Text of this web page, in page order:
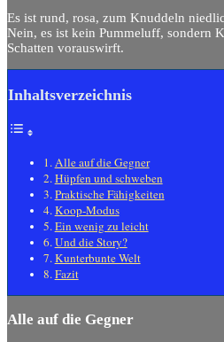
Es ist rund, rosa, zum Knuddeln
Nein, es ist kein Pummeluff, sondern
Schatten vorauswirft.
Inhaltsverzeichnis
Alle auf die Gegner
Hüpfen und schweben
Praktische Fähigkeiten
Koop-Modus
Ein wenig zu leicht
Und die Story?
Kunterbunte Welt
Fazit
Alle auf die Gegner